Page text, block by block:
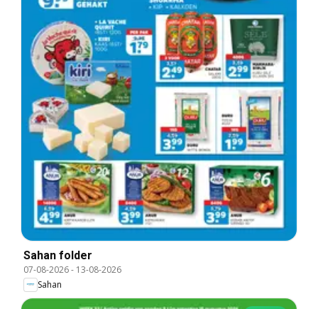
Sahan folder
07-08-2026- 13-08-2026
Sahan